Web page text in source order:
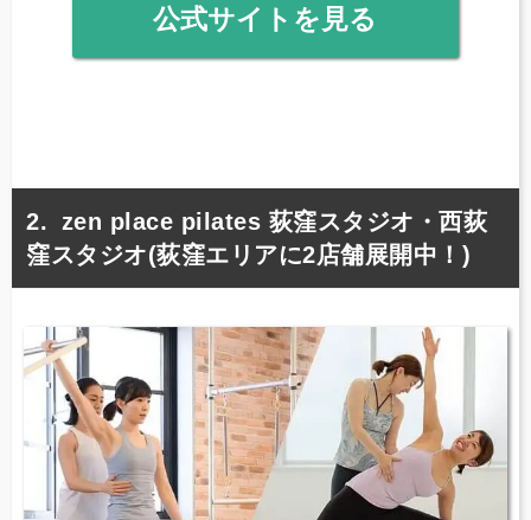
公式サイトを見る
zen place pilates 荻窪スタジオ・西荻
窪スタジオ(荻窪エリアに2店舗展開中！)